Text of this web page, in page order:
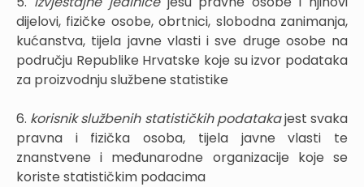
dijelovi, fizičke osobe, obrtnici, slobodna zanimanja,
kućanstva, tijela javne vlasti i sve druge osobe na
području Republike Hrvatske koje su izvor podataka
za proizvodnju službene statistike
6. korisnik službenih statističkih podatakajest svaka
pravna i fizička osoba, tijela javne vlasti te
znanstvene i međunarodne organizacije koje se
koriste statističkim podacima